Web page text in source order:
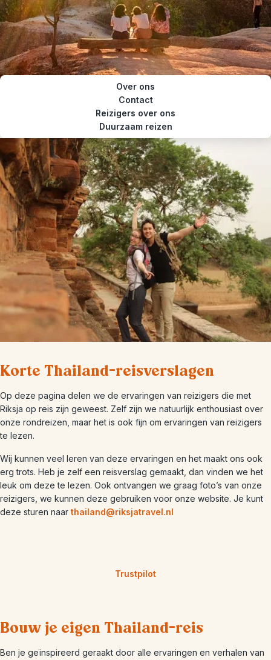
Over ons
Contact
Reizigers over ons
Duurzaam reizen
Korte Thailand-reisverslagen
Op deze pagina delen we de ervaringen van reizigers die met
Riksja op reis zijn geweest. Zelf zijn we natuurlijk enthousiast over
onze rondreizen, maar het is ook fijn om ervaringen van reizigers
te lezen.
Wij kunnen veel leren van deze ervaringen en het maakt ons ook
erg trots. Heb je zelf een reisverslag gemaakt, dan vinden we het
leuk om deze te lezen. Ook ontvangen we graag foto’s van onze
reizigers, we kunnen deze gebruiken voor onze website. Je kunt
deze sturen naar thailand@riksjatravel.nl
Trustpilot
Bouw je eigen Thailand-reis
Ben je geïnspireerd geraakt door alle ervaringen en verhalen van